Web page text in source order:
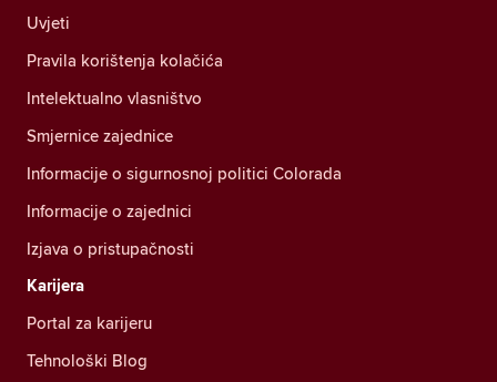
Uvjeti
Pravila korištenja kolačića
Intelektualno vlasništvo
Smjernice zajednice
Informacije o sigurnosnoj politici Colorada
Informacije o zajednici
Izjava o pristupačnosti
Karijera
Portal za karijeru
Tehnološki Blog